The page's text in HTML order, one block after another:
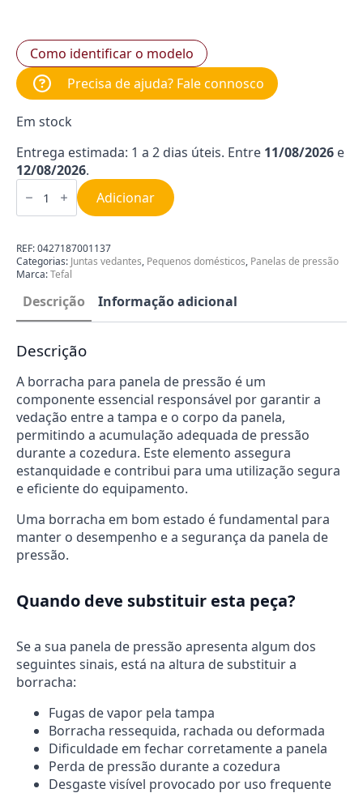
Como identificar o modelo
Precisa de ajuda? Fale connosco
Em stock
Entrega estimada: 1 a 2 dias úteis. Entre 11/08/2026 e
12/08/2026.
Quantidade
de
para
de
Pressão
Tefal
790138
Adicionar
REF:0427187001137
Categorias: Juntas vedantes, Pequenos domésticos, Panelas de pressão
Marca:Tefal
Descrição Informação adicional
Descrição
A borracha para panela de pressão é um
componente essencial responsável por garantir a
vedação entre a tampa e o corpo da panela,
permitindo a acumulação adequada de pressão
durante a cozedura. Este elemento assegura
estanquidade e contribui para uma utilização segura
e eficiente do equipamento.
Uma borracha em bom estado é fundamental para
manter o desempenho e a segurança da panela de
pressão.
Quando deve substituir esta peça?
Se a sua panela de pressão apresenta algum dos
seguintes sinais, está na altura de substituir a
borracha:
Fugas de vapor pela tampa
Borracha ressequida, rachada ou deformada
Dificuldade em fechar corretamente a panela
Perda de pressão durante a cozedura
Desgaste visível provocado por uso frequente